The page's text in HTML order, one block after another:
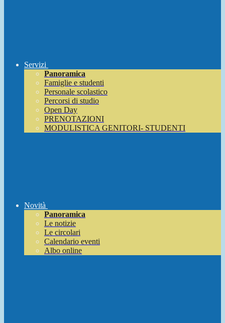
Servizi
Panoramica
Famiglie e studenti
Personale scolastico
Percorsi di studio
Open Day
PRENOTAZIONI
MODULISTICA GENITORI- STUDENTI
Novità
Panoramica
Le notizie
Le circolari
Calendario eventi
Albo online